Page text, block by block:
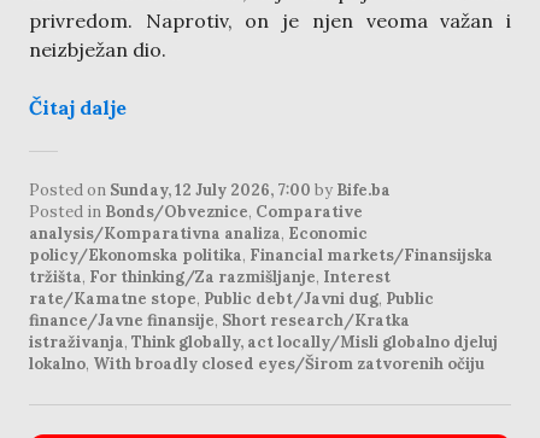
privredom. Naprotiv, on je njen veoma važan i
neizbježan dio.
Čitaj dalje
Posted on Sunday, 12 July 2026, 7:00 by Bife.ba
Posted in Bonds/Obveznice, Comparative
analysis/Komparativna analiza, Economic
policy/Ekonomska politika, Financial markets/Finansijska
tržišta, For thinking/Za razmišljanje, Interest
rate/Kamatne stope, Public debt/Javni dug, Public
finance/Javne finansije, Short research/Kratka
istraživanja, Think globally, act locally/Misli globalno djeluj
lokalno, With broadly closed eyes/Širom zatvorenih očiju